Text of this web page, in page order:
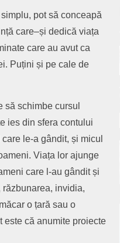
pot să conceapă
care–și dedică viața
care au avut ca
Puțini și pe cale de
schimbe cursul
ies din sfera contului
le-a gândit, și micul
Viața lor ajunge
care l-au gândit și
invidia,
o țară sau o
este că anumite proiecte